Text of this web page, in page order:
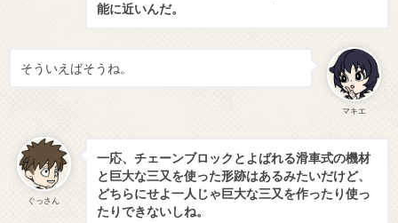
能に近いんだ。
マキエ
そういえばそうね。
ぐっさん
一応、チェーンブロックとよばれる滑車式の機材
と巨大な三又を使った形跡はあるみたいだけど、
どちらにせよ一人じゃ巨大な三又を作ったり使っ
たりできないしね。